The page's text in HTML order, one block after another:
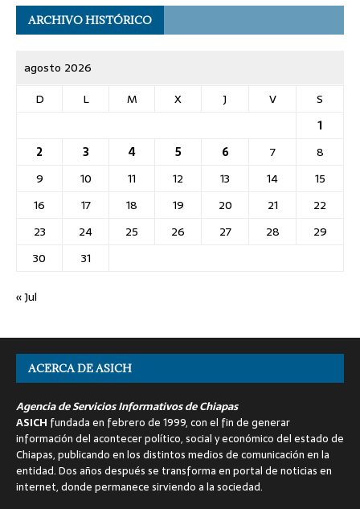
ARCHIVO HISTÓRICO
agosto 2026
D
L M X J V
S
1
2
3 4 5 6 7
8
9
10 11 12 13 14
15
16
17 18 19 20 21
22
23
24 25 26 27 28
29
30
31
« Jul
ACERCA DE ASICH
Agencia de Servicios Informativos de Chiapas
ASICH fundada en febrero de 1999, con el fin de generar
información del acontecer político, social y económico del estado de
Chiapas, publicando en los distintos medios de comunicación en la
entidad. Dos años después se transforma en portal de noticias en
internet, donde permanece sirviendo a la sociedad.